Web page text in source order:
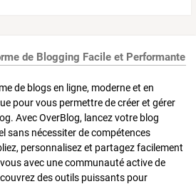
de Blogging Facile et Performante
de blogs en ligne, moderne et en
pour vous permettre de créer et gérer
Avec OverBlog, lancez votre blog
sans nécessiter de compétences
personnalisez et partagez facilement
avec une communauté active de
des outils puissants pour